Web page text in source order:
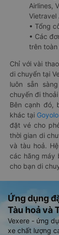
Airlines,
Vietravel
• Tổng
• Các
trên toàn
Chỉ với vài
di chuyển tại
luôn sẵn
chuyến đi
Bên cạnh đó,
khác tại
đặt vé cho
thời gian di
và tàu hoả.
các hãng máy
cho bạn di
Ứng dụng
Tàu hoả và
Vexere - ứng
xe chất lượng